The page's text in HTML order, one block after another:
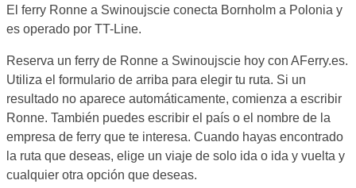
El ferry Ronne a Swinoujscie conecta Bornholm a Polonia y
es operado por TT-Line.
Reserva un ferry de Ronne a Swinoujscie hoy con AFerry.es.
Utiliza el formulario de arriba para elegir tu ruta. Si un
resultado no aparece automáticamente, comienza a escribir
Ronne. También puedes escribir el país o el nombre de la
empresa de ferry que te interesa. Cuando hayas encontrado
la ruta que deseas, elige un viaje de solo ida o ida y vuelta y
cualquier otra opción que deseas.